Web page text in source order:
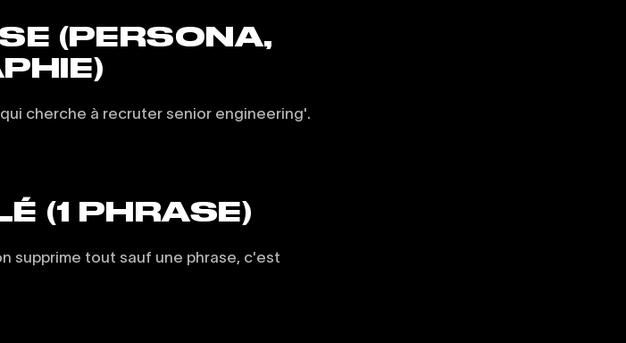
(PERSONA,
cherche à recruter senior engineering'.
(1 PHRASE)
supprime tout sauf une phrase, c'est